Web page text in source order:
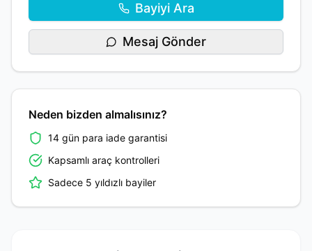
Bayiyi Ara
Mesaj Gönder
Neden bizden almalısınız?
14 gün para iade garantisi
Kapsamlı araç kontrolleri
Sadece 5 yıldızlı bayiler